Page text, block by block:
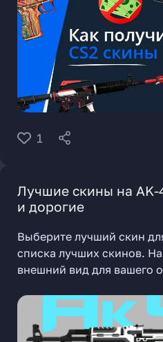
1
Лучшие скины на
и дорогие
Выберите лучший скин
списка лучших скинов.
внешний вид для вашего